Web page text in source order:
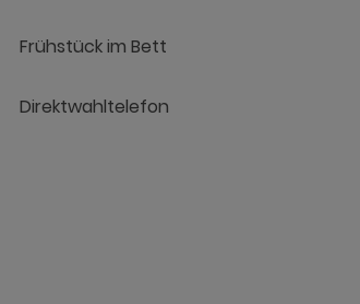
Frühstück im Bett
Direktwahltelefon